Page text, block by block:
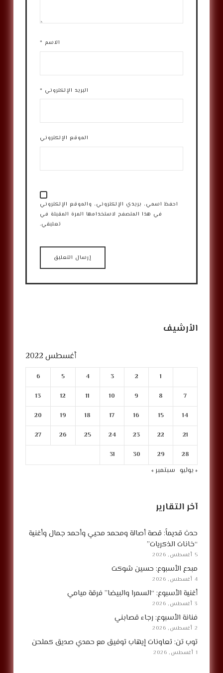
الاسم *
البريد الإلكتروني *
الموقع الإلكتروني
احفظ اسمي، بريدي الإلكتروني، والموقع الإلكتروني
في هذا المتصفح لاستخدامها المرة المقبلة في
تعليقي.
الأرشيف
أغسطس 2022
1
2
3
4
5
6
7
8
9
10
11
12
13
14
15
16
17
18
19
20
21
22
23
24
25
26
27
28
29
30
31
« يوليو سبتمبر »
آخر التقارير
حدث قديماً: قصة أصالة ومحمد محيي وأحمد جمال وأغنية
“خانات الذكريات”
5 أغسطس, 2026
مبدع الأسبوع: حسين شوكت
4 أغسطس, 2026
أغنية الأسبوع: “السمرا والبيضا” فرقة ميامي
3 أغسطس, 2026
فنانة الأسبوع: رجاء قصابني
2 أغسطس, 2026
توب تن: تعاونات إيهاب توفيق مع حمدي صديق كملحن
1 أغسطس, 2026